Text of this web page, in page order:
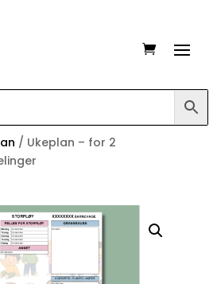
/ Ukeplan – for 2